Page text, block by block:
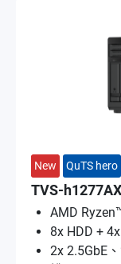
New QuTS hero
TVS-h1277AX
AMD
8x HDD +
2x 2.5GbE